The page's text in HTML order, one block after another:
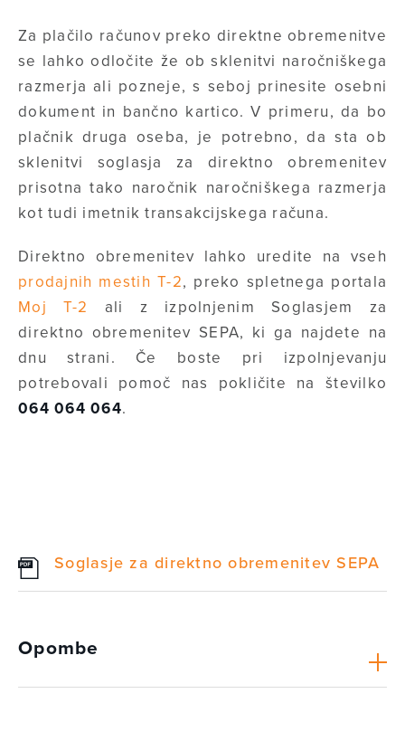
Za plačilo računov preko direktne obremenitve
se lahko odločite že ob sklenitvi naročniškega
razmerja ali pozneje, s seboj prinesite osebni
dokument in bančno kartico. V primeru, da bo
plačnik druga oseba, je potrebno, da sta ob
sklenitvi soglasja za direktno obremenitev
prisotna tako naročnik naročniškega razmerja
kot tudi imetnik transakcijskega računa.
Direktno obremenitev lahko uredite na vseh
prodajnih mestih T-2, preko spletnega portala
Moj T-2
ali z izpolnjenim Soglasjem za
direktno obremenitev SEPA, ki ga najdete na
dnu strani. Če boste pri izpolnjevanju
potrebovali pomoč nas pokličite na številko
064 064 064.
Soglasje za direktno obremenitev SEPA
Opombe